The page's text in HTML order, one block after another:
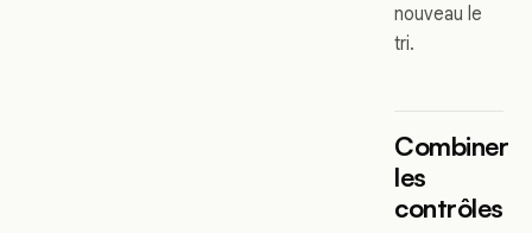
nouveau le
tri.
Combiner
les
contrôles